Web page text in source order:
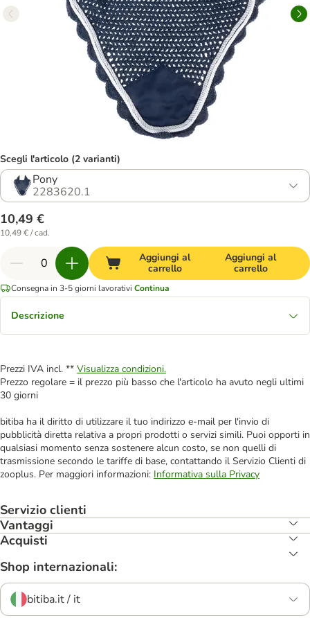
Scegli l'articolo (2 varianti)
Pony
2283620.1
10,49 €
10,49 € / cad.
Aggiungi al
carrello
Aggiungi al
carrello
Consegna in 3-5 giorni lavorativi Continua
Descrizione
Prezzi IVA incl. ** Visualizza condizioni.
Prezzo regolare = il prezzo più basso che l'articolo ha avuto negli ultimi
30 giorni
bitiba ha il diritto di utilizzare il tuo indirizzo e-mail per l'invio di
pubblicità diretta relativa a propri prodotti o servizi simili. Puoi opporti in
qualsiasi momento senza sostenere alcun costo, se non quelli di
trasmissione secondo le tariffe di base, contattando il Servizio Clienti di
zooplus. Per maggiori informazioni: Informativa sulla Privacy
Servizio clienti
Vantaggi
Acquisti
Shop internazionali:
bitiba.it / it